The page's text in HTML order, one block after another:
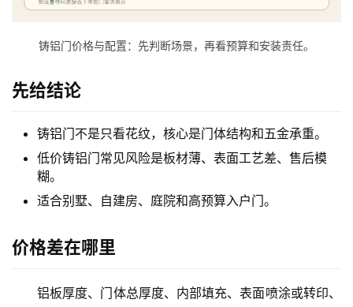
户
门
卧
门
铸铝门价格与配置：先判断场景，再看预算和安装责任。
先给结论
铸铝门不是只看花纹，核心是门体结构和五金承重。
低价铸铝门常见风险是板材薄、表面工艺差、售后模
糊。
适合别墅、自建房、庭院和高预算入户门。
价格差在哪里
铝板厚度、门体总厚度、内部填充、表面喷涂或转印、